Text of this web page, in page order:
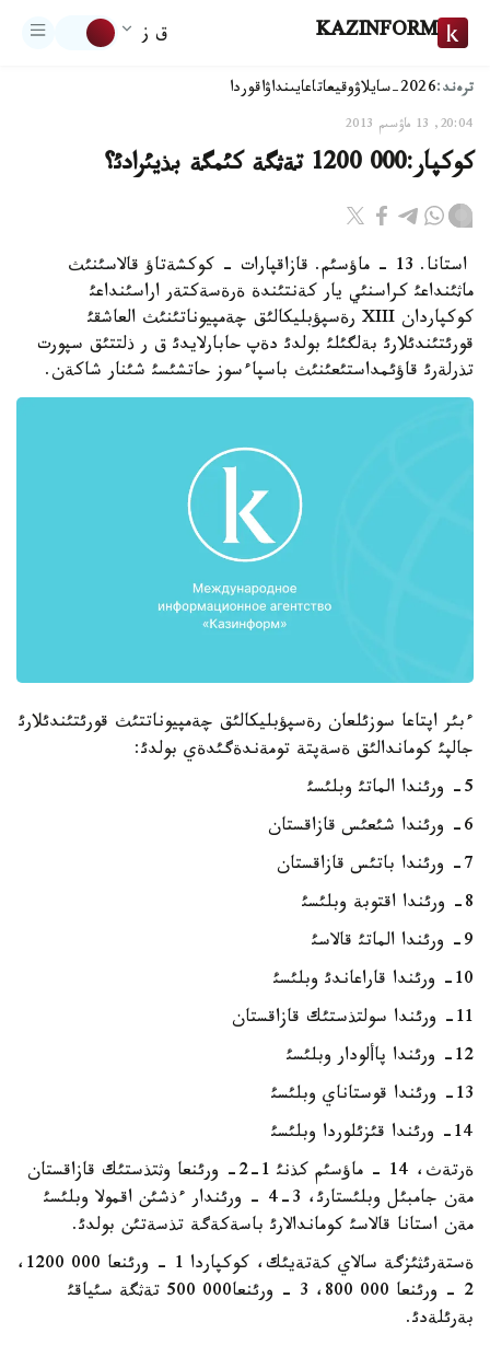
KAZINFORM ق ز
ترەند:2026-سايلاۋ وقيعاتاعايىنداۋاقوردا
20:04, 13 ماۋسىم 2013
كوكپار:000 1200 تةثگة كئمگة بذيئرادئ؟
استانا. 13 - ماؤسئم. قازاقپارات - كوكشةتاؤ قالاسئنئث
ماثئنداعئ كراسنئي يار كةنتئندة ةرةسةكتةر اراسئنداعئ
كوكپاردان XIII رةسپؤبليكالئق چةمپيوناتئنئث العاشقئ
قورئتئندئلارئ بةلگئلئ بولدئ دةپ حابارلايدئ ق ر ذلتتئق سپورت
تذرلةرئ قاؤئمداستئعئنئث باسپاءسوز حاتشئسئ شئنار شاكةن.
ءبئر اپتاعا سوزئلعان رةسپؤبليكالئق چةمپيوناتتئث قورئتئندئلارئ
جالپئ كوماندالئق ةسةپتة تومةندةگئدةي بولدئ:
5- ورئندا الماتئ وبلئسئ
6- ورئندا شئعئس قازاقستان
7- ورئندا باتئس قازاقستان
8- ورئندا اقتوبة وبلئسئ
9- ورئندا الماتئ قالاسئ
10- ورئندا قاراعاندئ وبلئسئ
11- ورئندا سولتذستئك قازاقستان
12- ورئندا پاألودار وبلئسئ
13- ورئندا قوستاناي وبلئسئ
14- ورئندا قئزئلوردا وبلئسئ
ةرتةث، 14 - ماؤسئم كذنئ 1-2- ورئنعا وثتذستئك قازاقستان
مةن جامبئل وبلئستارئ، 3-4 - ورئندار ءذشئن اقمولا وبلئسئ
مةن استانا قالاسئ كوماندالارئ باسةكةگة تذسةتئن بولدئ.
ةستةرئثئزگة سالاي كةتةيئك، كوكپاردا 1 - ورئنعا 000 1200،
2 - ورئنعا 000 800، 3 - ورئنعا000 500 تةثگة سئياقئ
بةرئلةدئ.